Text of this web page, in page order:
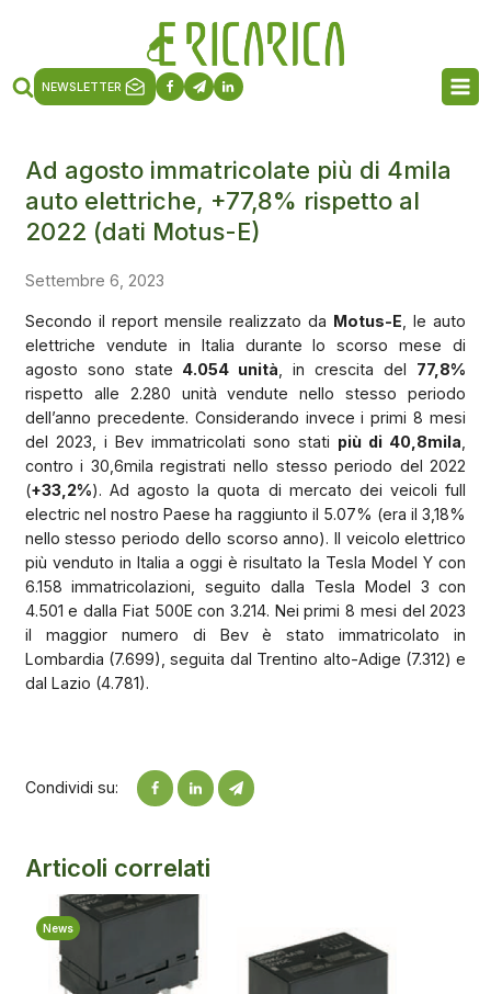
NEWSLETTER
Ad agosto immatricolate più di 4mila
auto elettriche, +77,8% rispetto al
2022 (dati Motus-E)
Settembre 6, 2023
Secondo il report mensile realizzato da Motus-E , le auto
elettriche vendute in Italia durante lo scorso mese di
agosto sono state 4.054 unità , in crescita del 77,8%
rispetto alle 2.280 unità vendute nello stesso periodo
dell’anno precedente. Considerando invece i primi 8 mesi
del 2023, i Bev immatricolati sono stati più di 40,8mila
contro i 30,6mila registrati nello stesso periodo del 2022
(+33,2%). Ad agosto la quota di mercato dei veicoli full
electric nel nostro Paese ha raggiunto il 5.07% (era il 3,18%
nello stesso periodo dello scorso anno). Il veicolo elettrico
più venduto in Italia a oggi è risultato la Tesla Model Y con
6.158 immatricolazioni, seguito dalla Tesla Model 3 con
4.501 e dalla Fiat 500E con 3.214. Nei primi 8 mesi del 2023
il maggior numero di Bev è stato immatricolato in
Lombardia (7.699), seguita dal Trentino alto-Adige (7.312) e
dal Lazio (4.781).
Condividi su:
Articoli correlati
News